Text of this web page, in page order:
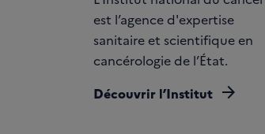
est l’agence d'expertise
sanitaire et scientifique en
cancérologie de l’État.
Découvrir l’Institut arrow_forward